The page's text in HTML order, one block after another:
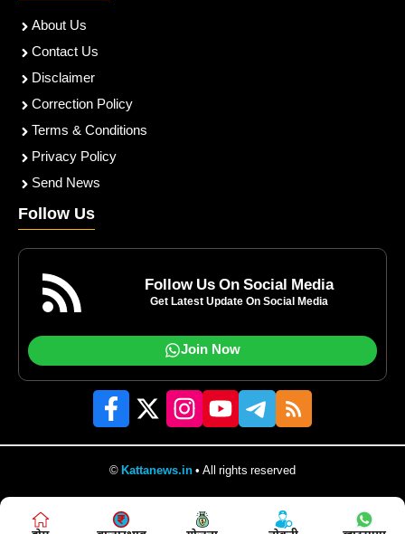
About Us
Contact Us
Disclaimer
Correction Policy
Terms & Conditions
Privacy Policy
Send News
Follow Us
Follow Us On Social Media
Get Latest Update On Social Media
Join Now
©Kattanews.in• All rights reserved